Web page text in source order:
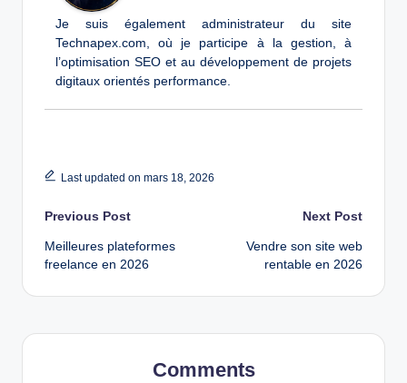
Je suis également administrateur du site
Technapex.com, où je participe à la gestion, à
l’optimisation SEO et au développement de projets
digitaux orientés performance.
Last updated on mars 18, 2026
Post
navigation
Previous Post
Meilleures plateformes
freelance en 2026
Next Post
Vendre son site web
rentable en 2026
Comments